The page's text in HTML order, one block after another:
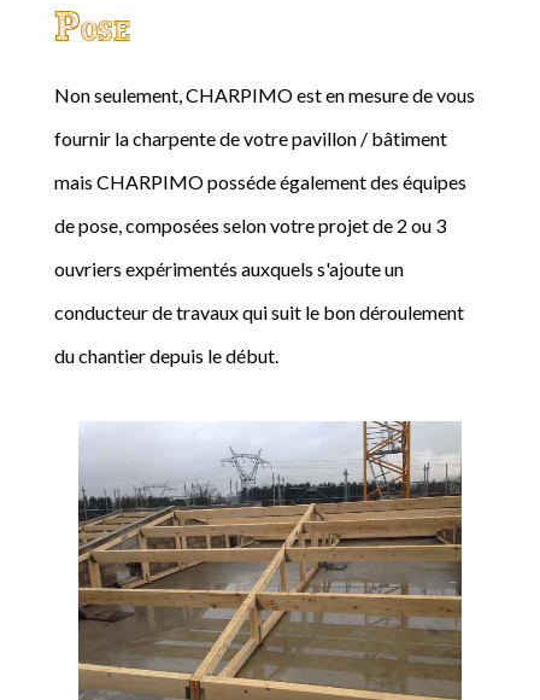
Pose
Non seulement, CHARPIMO est en mesure de vous
fournir la charpente de votre pavillon / bâtiment
mais CHARPIMO posséde également des équipes
de pose, composées selon votre projet de 2 ou 3
ouvriers expérimentés auxquels s'ajoute un
conducteur de travaux qui suit le bon déroulement
du chantier depuis le début.